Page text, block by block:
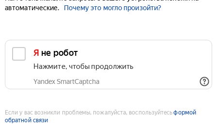
автоматические.
Почему это могло произойти?
Я не робот
Нажмите, чтобы продолжить
Yandex SmartCaptcha
Если у вас возникли проблемы, пожалуйста, воспользуйтесьформой
обратной связи